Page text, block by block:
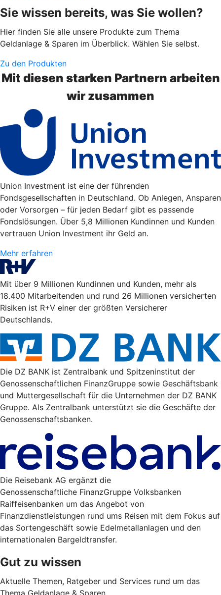
Sie wissen bereits, was Sie wollen?
Hier finden Sie alle unsere Produkte zum Thema
Geldanlage & Sparen im Überblick. Wählen Sie selbst.
Zu den Produkten
Mit diesen starken Partnern arbeiten
wir zusammen
Union Investment ist eine der führenden
Fondsgesellschaften in Deutschland. Ob Anlegen, Ansparen
oder Vorsorgen – für jeden Bedarf gibt es passende
Fondslösungen. Über 5,8 Millionen Kundinnen und Kunden
vertrauen Union Investment ihr Geld an.
Mehr erfahren
Mit über 9 Millionen Kundinnen und Kunden, mehr als
18.400 Mitarbeitenden und rund 26 Millionen versicherten
Risiken ist R+V einer der größten Versicherer
Deutschlands.
Die DZ BANK ist Zentralbank und Spitzeninstitut der
Genossenschaftlichen FinanzGruppe sowie Geschäftsbank
und Muttergesellschaft für die Unternehmen der DZ BANK
Gruppe. Als Zentralbank unterstützt sie die Geschäfte der
Genossenschaftsbanken.
Die Reisebank AG ergänzt die
Genossenschaftliche FinanzGruppe Volksbanken
Raiffeisenbanken um das Angebot von
Finanzdienstleistungen rund ums Reisen mit dem Fokus auf
das Sortengeschäft sowie Edelmetallanlagen und den
internationalen Bargeldtransfer.
Gut zu wissen
Aktuelle Themen, Ratgeber und Services rund um das
Thema Geldanlage & Sparen